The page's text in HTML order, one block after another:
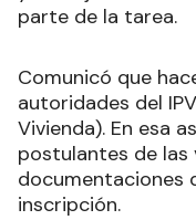
parte de la tarea.
Comunicó que
autoridades del
Vivienda). En esa
postulantes de las
documentaciones
inscripción.